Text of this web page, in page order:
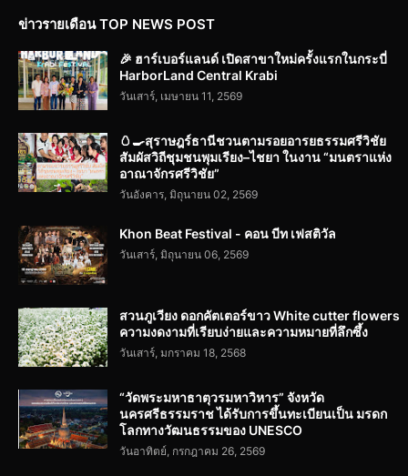
ข่าวรายเดือน TOP NEWS POST
🎉 ฮาร์เบอร์แลนด์ เปิดสาขาใหม่ครั้งแรกในกระบี่
HarborLand Central Krabi
วันเสาร์, เมษายน 11, 2569
🥚🍳สุราษฎร์ธานีชวนตามรอยอารยธรรมศรีวิชัย
สัมผัสวิถีชุมชนพุมเรียง–ไชยา ในงาน “มนตราแห่ง
อาณาจักรศรีวิชัย”
วันอังคาร, มิถุนายน 02, 2569
Khon Beat Festival - คอน บีท เฟสติวัล
วันเสาร์, มิถุนายน 06, 2569
สวนภูเวียง ดอกคัตเตอร์ขาว White cutter flowers
ความงดงามที่เรียบง่ายและความหมายที่ลึกซึ้ง
วันเสาร์, มกราคม 18, 2568
“วัดพระมหาธาตุวรมหาวิหาร” จังหวัด
นครศรีธรรมราช ได้รับการขึ้นทะเบียนเป็น มรดก
โลกทางวัฒนธรรมของ UNESCO
วันอาทิตย์, กรกฎาคม 26, 2569